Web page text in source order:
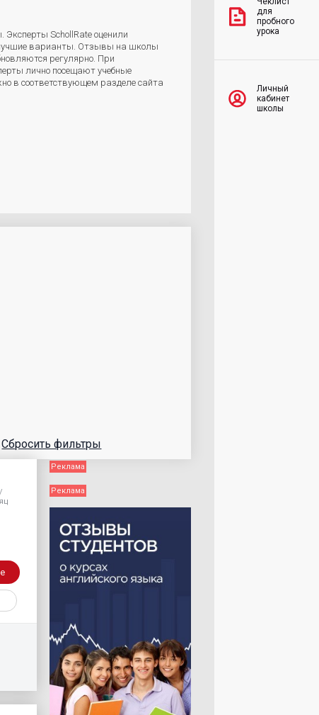
Эксперты SchollRate оценили
лучшие варианты. Отзывы на школы
регулярно. При
лично посещают учебные
в соответствующем разделе сайта
Сбросить фильтры
для
пробного
урока
Личный
кабинет
школы